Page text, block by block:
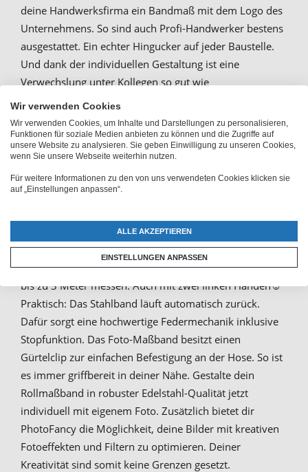
deine Handwerksfirma ein Bandmaß mit dem Logo des
Unternehmens. So sind auch Profi-Handwerker bestens
ausgestattet. Ein echter Hingucker auf jeder Baustelle.
Und dank der individuellen Gestaltung ist eine
Verwechslung unter Kollegen so gut wie
ausgeschlossen!
Zentimeter-Maß mit deinem
Foto, Text oder Logo
Durch die ergonomische Form und die gummierte
Oberfläche, kannst du im Handumdrehen Entfernungen
bis zu 3 Meter messen. Auch mit zwei linken Händen☺
Praktisch: Das Stahlband läuft automatisch zurück.
Dafür sorgt eine hochwertige Federmechanik inklusive
Stopfunktion. Das Foto-Maßband besitzt einen
Gürtelclip zur einfachen Befestigung an der Hose. So ist
es immer griffbereit in deiner Nähe. Gestalte dein
Rollmaßband in robuster Edelstahl-Qualität jetzt
individuell mit eigenem Foto. Zusätzlich bietet dir
PhotoFancy die Möglichkeit, deine Bilder mit kreativen
Fotoeffekten und Filtern zu optimieren. Deiner
Kreativität sind somit keine Grenzen gesetzt.
Wir verwenden Cookies
Wir verwenden Cookies, um Inhalte und Darstellungen zu personalisieren,
Funktionen für soziale Medien anbieten zu können und die Zugriffe auf
unsere Website zu analysieren. Sie geben Einwilligung zu unseren Cookies,
wenn Sie unsere Webseite weiterhin nutzen.
Für weitere Informationen zu den von uns verwendeten Cookies klicken sie
auf „Einstellungen anpassen“.
ALLE AKZEPTIEREN
EINSTELLUNGEN ANPASSEN